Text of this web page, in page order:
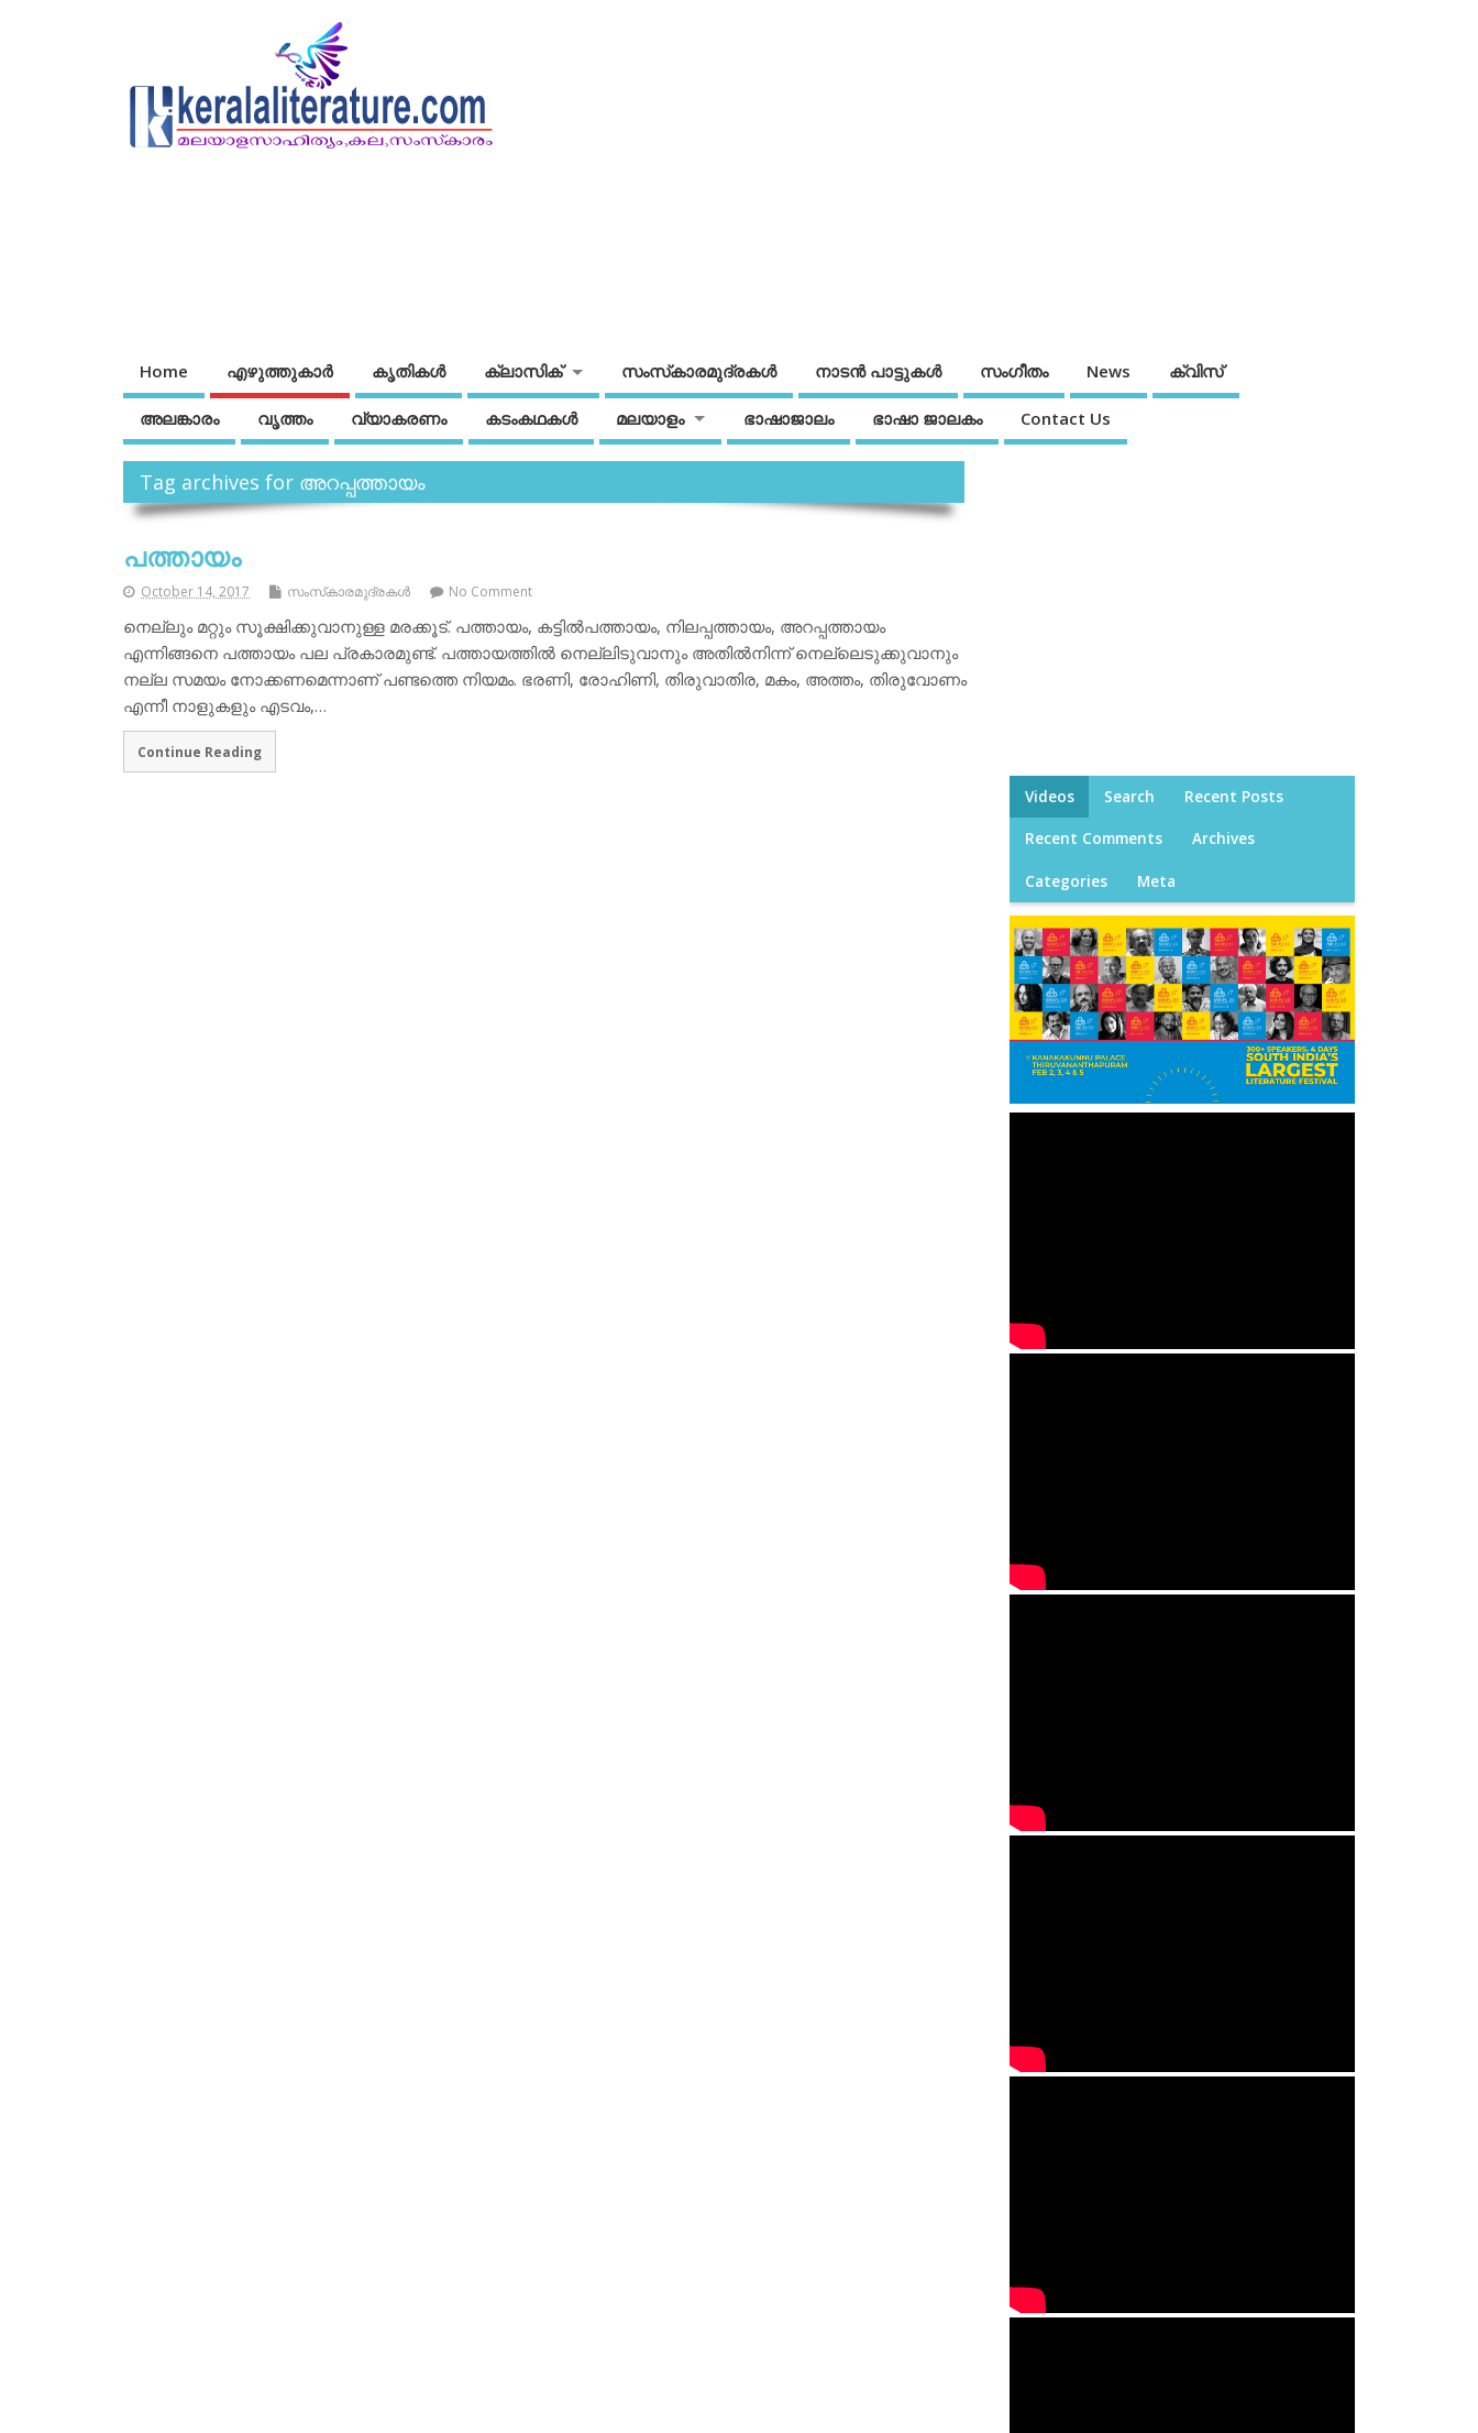
Home എഴുത്തുകാര്‍ കൃതികൾ ക്ലാസിക് സംസ്‌കാരമുദ്രകള്‍ നാടന്‍ പാട്ടുകള്‍ സംഗീതം News ക്വിസ്
അലങ്കാരം വൃത്തം വ്യാകരണം കടംകഥകള്‍ മലയാളം ഭാഷാജാലം ഭാഷാ ജാലകം Contact Us
Tag archives for അറപ്പത്തായം
പത്തായം
October 14, 2017 സംസ്‌കാരമുദ്രകള്‍ No Comment
നെല്ലും മറ്റും സൂക്ഷിക്കുവാനുള്ള മരക്കൂട്. പത്തായം, കട്ടില്‍പത്തായം, നിലപ്പത്തായം, അറപ്പത്തായം
എന്നിങ്ങനെ പത്തായം പല പ്രകാരമുണ്ട്. പത്തായത്തില്‍ നെല്ലിടുവാനും അതില്‍നിന്ന് നെല്ലെടുക്കുവാനും
നല്ല സമയം നോക്കണമെന്നാണ് പണ്ടത്തെ നിയമം. ഭരണി, രോഹിണി, തിരുവാതിര, മകം, അത്തം, തിരുവോണം
എന്നീ നാളുകളും എടവം,…
Continue Reading
Videos Search Recent Posts
Recent Comments Archives
Categories Meta